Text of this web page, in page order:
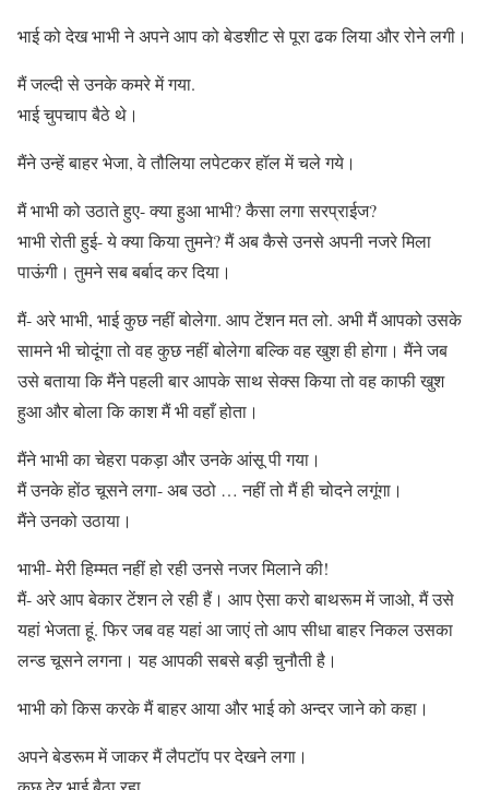
भाई को देख भाभी ने अपने आप को बेडशीट से पूरा ढक लिया और रोने लगी।
मैं जल्दी से उनके कमरे में गया.
भाई चुपचाप बैठे थे।
मैंने उन्हें बाहर भेजा, वे तौलिया लपेटकर हॉल में चले गये।
मैं भाभी को उठाते हुए- क्या हुआ भाभी? कैसा लगा सरप्राईज?
भाभी रोती हुई- ये क्या किया तुमने? मैं अब कैसे उनसे अपनी नजरे मिला
पाऊंगी। तुमने सब बर्बाद कर दिया।
मैं- अरे भाभी, भाई कुछ नहीं बोलेगा. आप टेंशन मत लो. अभी मैं आपको उसके
सामने भी चोदूंगा तो वह कुछ नहीं बोलेगा बल्कि वह खुश ही होगा। मैंने जब
उसे बताया कि मैंने पहली बार आपके साथ सेक्स किया तो वह काफी खुश
हुआ और बोला कि काश मैं भी वहाँ होता।
मैंने भाभी का चेहरा पकड़ा और उनके आंसू पी गया।
मैं उनके होंठ चूसने लगा- अब उठो … नहीं तो मैं ही चोदने लगूंगा।
मैंने उनको उठाया।
भाभी- मेरी हिम्मत नहीं हो रही उनसे नजर मिलाने की!
मैं- अरे आप बेकार टेंशन ले रही हैं। आप ऐसा करो बाथरूम में जाओ, मैं उसे
यहां भेजता हूं. फिर जब वह यहां आ जाएं तो आप सीधा बाहर निकल उसका
लन्ड चूसने लगना। यह आपकी सबसे बड़ी चुनौती है।
भाभी को किस करके मैं बाहर आया और भाई को अन्दर जाने को कहा।
अपने बेडरूम में जाकर मैं लैपटॉप पर देखने लगा।